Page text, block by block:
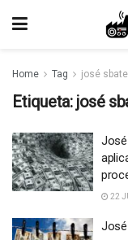
Home Tag josé
Etiqueta: josé
José
22
José